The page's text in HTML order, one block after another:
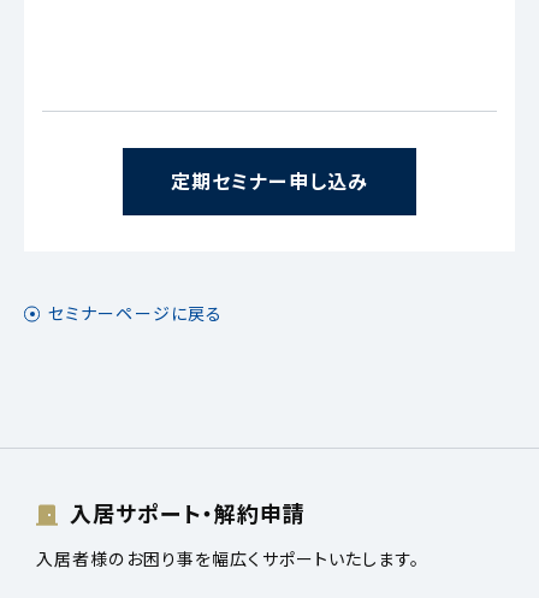
定期セミナー申し込み
セミナーページに戻る
入居サポート・解約申請
入居者様のお困り事を幅広くサポートいたします。